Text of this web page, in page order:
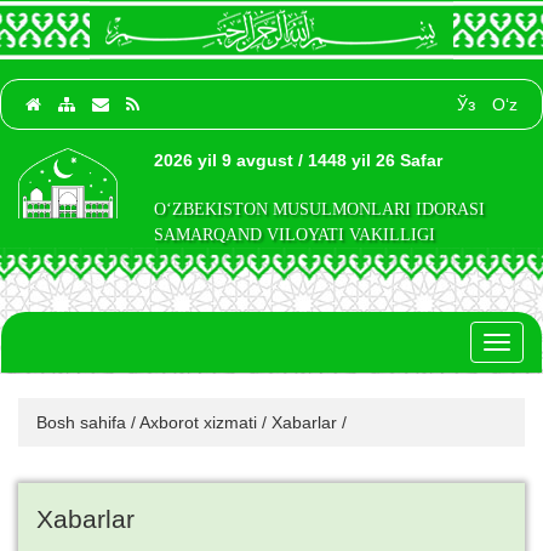
Ўз O‘z
2026 yil 9 avgust / 1448 yil 26 Safar
O‘ZBEKISTON MUSULMONLARI IDORASI
SAMARQAND VILOYATI VAKILLIGI
Bosh sahifa /Axborot xizmati / Xabarlar /
Xabarlar